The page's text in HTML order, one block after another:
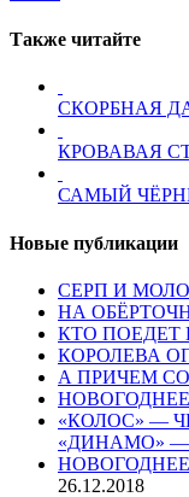
Также читайте
СКОРБНАЯ
КРОВАВАЯ
САМЫЙ
Новые публикации
СЕРП И
НА
КТО ПОЕДЕТ
КОРОЛЕВА
А ПРИЧЕМ
«КОЛОС» —
«ДИНАМО»
26.12.2018